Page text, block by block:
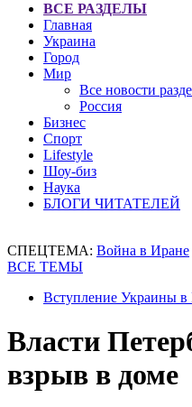
ВСЕ РАЗДЕЛЫ
Главная
Украина
Город
Мир
Все новости
Россия
Бизнес
Спорт
Lifestyle
Шоу-биз
Наука
БЛОГИ ЧИТАТЕЛЕЙ
СПЕЦТЕМА: Война в Иране
ВСЕ ТЕМЫ
Вступление Украины
Власти
взрыв в доме